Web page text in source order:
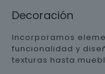
Decoración
Incorporamos
funcionalidad y
texturas hasta